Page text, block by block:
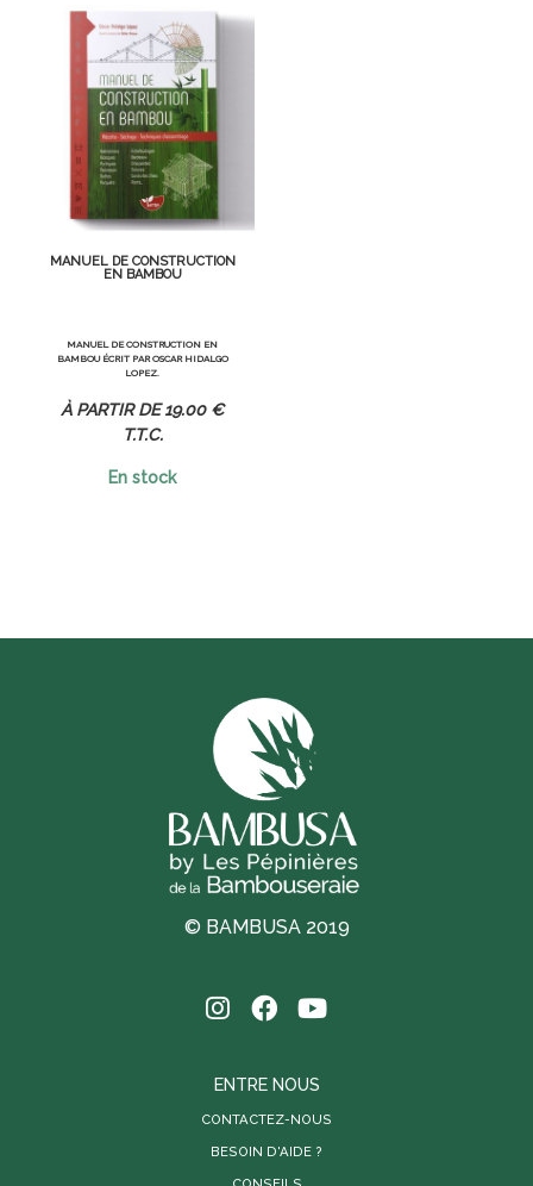
MANUEL DE CONSTRUCTION
EN BAMBOU
MANUEL DE CONSTRUCTION EN
BAMBOU ÉCRIT PAR OSCAR HIDALGO
LOPEZ.
19.00 €
T.T.C.
En stock
© BAMBUSA 2019
ENTRE NOUS
CONTACTEZ-NOUS
BESOIN D'AIDE ?